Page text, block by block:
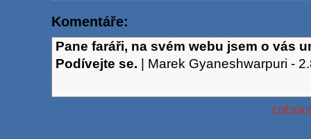
Komentáře:
Pane faráři, na svém webu jsem o vás
Podívejte se. | Marek Gyaneshwarpuri -